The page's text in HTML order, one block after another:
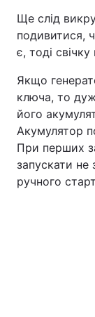
Ще слід
подивитися,
є, тоді
Якщо
ключа, то
його
Акумулятор
При перших
запускати
ручного